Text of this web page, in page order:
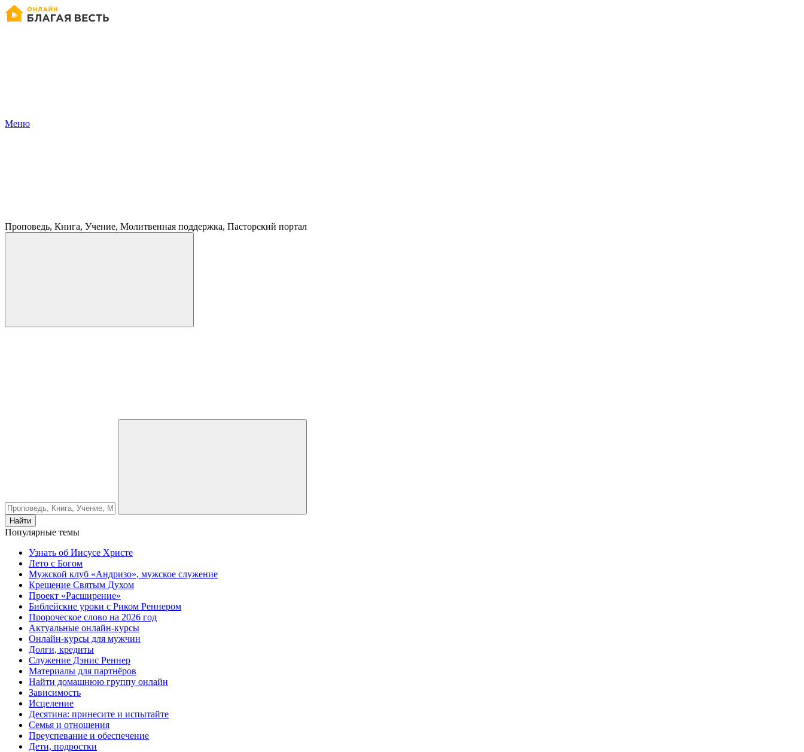
Меню
Проповедь, Книга, Учение, Молитвенная поддержка, Пасторский портал
Найти
Популярные темы
Узнать об Иисусе Христе
Лето с Богом
Мужской клуб «Андризо», мужское служение
Крещение Святым Духом
Проект «Расширение»
Библейские уроки с Риком Реннером
Пророческое слово на 2026 год
Актуальные онлайн-курсы
Онлайн-курсы для мужчин
Долги, кредиты
Служение Дэнис Реннер
Материалы для партнёров
Найти домашнюю группу онлайн
Зависимость
Исцеление
Десятина: принесите и испытайте
Семья и отношения
Преуспевание и обеспечение
Дети, подростки